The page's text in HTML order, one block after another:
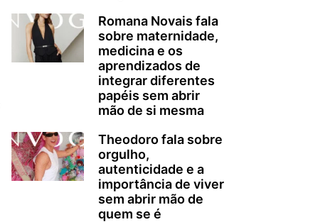
Romana Novais fala
sobre maternidade,
medicina e os
aprendizados de
integrar diferentes
papéis sem abrir
mão de si mesma
Theodoro fala sobre
orgulho,
autenticidade e a
importância de viver
sem abrir mão de
quem se é